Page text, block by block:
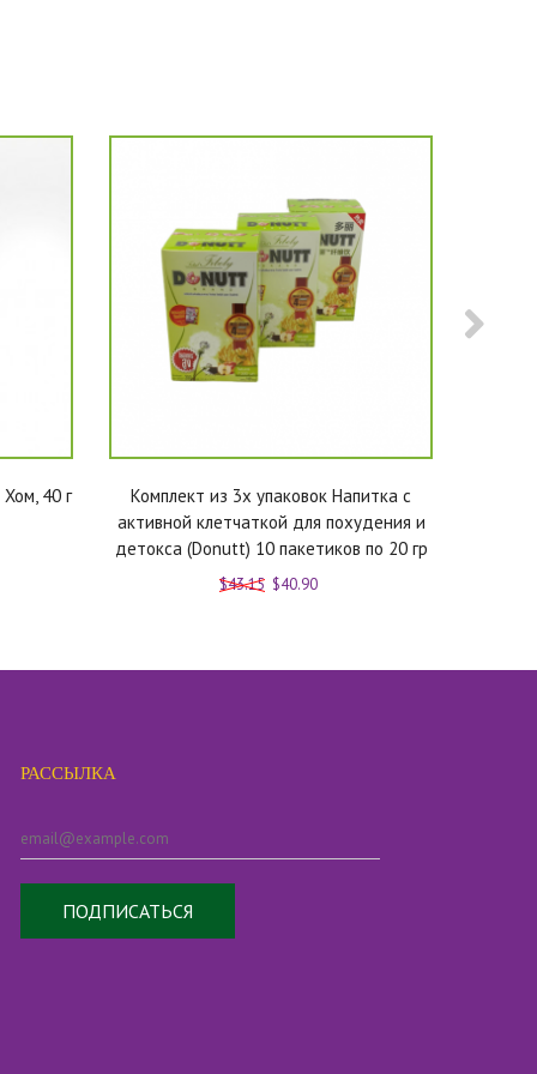
40 г
Комплект из 3х упаковок Напитка с
активной клетчаткой для похудения и
детокса (Donutt) 10 пакетиков по 20 гр
$43.15 $40.90
РАССЫЛКА
ПОДПИСАТЬСЯ